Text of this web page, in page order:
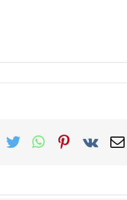
Facebook
TwitterWhatsAppPinterest
Vk